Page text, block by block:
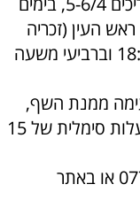
העין (זכריה
משה 9). ביום שלישי החל משעה 18:00 וברביעי משעה
ממנת השף,
בנוסף ניתן לרכוש את מנות השף בעלות סימלית של 15
הזמנת כרטיסים בטלפון 077-2203401 או באתר